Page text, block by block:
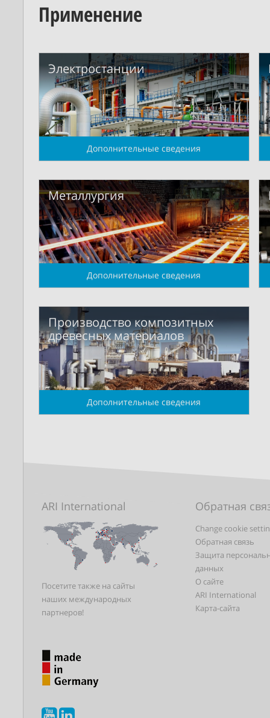
Применение
Электростанции
Дополнительные сведения
Металлургия
Дополнительные сведения
Производство композитных
древесных материалов
Дополнительные сведения
ARI International
Посетите также на сайты
наших международных
партнеров!
Обратная
Change cookie
Обратная связь
Защита
данных
О сайте
ARI International
Карта-сайта